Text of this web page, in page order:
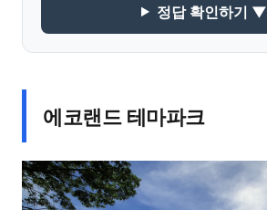
정답 확인하기 ▼
에코랜드 테마파크